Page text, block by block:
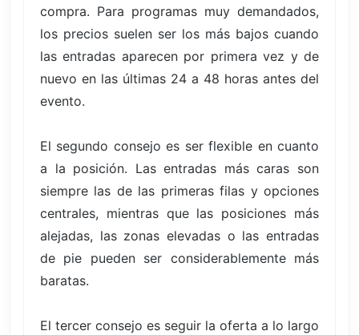
compra. Para programas muy demandados,
los precios suelen ser los más bajos cuando
las entradas aparecen por primera vez y de
nuevo en las últimas 24 a 48 horas antes del
evento.
El segundo consejo es ser flexible en cuanto
a la posición. Las entradas más caras son
siempre las de las primeras filas y opciones
centrales, mientras que las posiciones más
alejadas, las zonas elevadas o las entradas
de pie pueden ser considerablemente más
baratas.
El tercer consejo es seguir la oferta a lo largo